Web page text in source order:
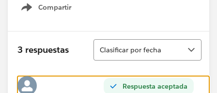
/30) THEN 1
END
​計算式：Arrow Position
IIF([ID] = 1, -1, 1)
Compartir
Show menu
3 respuestas
Ordenar
Clasificar por fecha
Respuesta aceptada